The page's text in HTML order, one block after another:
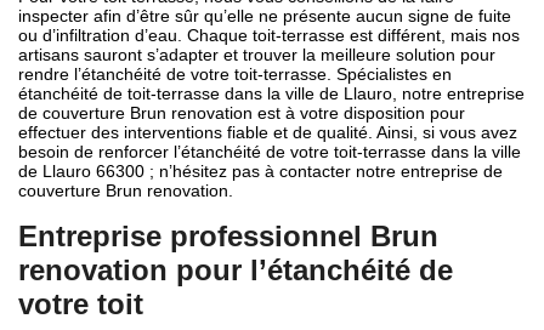
inspecter afin d’être sûr qu’elle ne présente aucun signe de fuite
ou d’infiltration d’eau. Chaque toit-terrasse est différent, mais nos
artisans sauront s’adapter et trouver la meilleure solution pour
rendre l’étanchéité de votre toit-terrasse. Spécialistes en
étanchéité de toit-terrasse dans la ville de Llauro, notre entreprise
de couverture Brun renovation est à votre disposition pour
effectuer des interventions fiable et de qualité. Ainsi, si vous avez
besoin de renforcer l’étanchéité de votre toit-terrasse dans la ville
de Llauro 66300 ; n’hésitez pas à contacter notre entreprise de
couverture Brun renovation.
Entreprise professionnel Brun
renovation pour l’étanchéité de
votre toit